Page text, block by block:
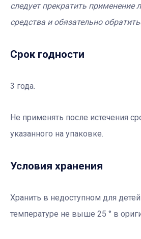
следует прекратить применение
средства и обязательно
Срок годности
3 года.
Не применять после истечения
указанного на упаковке.
Условия хранения
Хранить в недоступном для
температуре не выше 25 ° в